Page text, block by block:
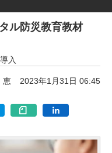
ル防災教育教材
入
恵 2023年1月31日 06:45